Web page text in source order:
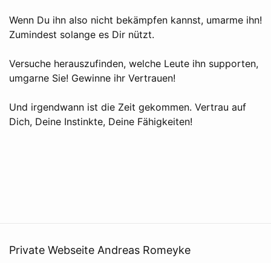
Wenn Du ihn also nicht bekämpfen kannst, umarme ihn!
Zumindest solange es Dir nützt.
Versuche herauszufinden, welche Leute ihn supporten,
umgarne Sie! Gewinne ihr Vertrauen!
Und irgendwann ist die Zeit gekommen. Vertrau auf
Dich, Deine Instinkte, Deine Fähigkeiten!
Private Webseite Andreas Romeyke